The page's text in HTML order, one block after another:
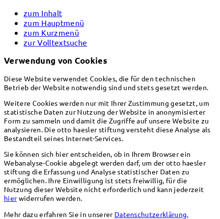
zum Inhalt
zum Hauptmenü
zum Kurzmenü
zur Volltextsuche
Verwendung von Cookies
Diese Website verwendet Cookies, die für den technischen
Betrieb der Website notwendig sind und stets gesetzt werden.
Weitere Cookies werden nur mit Ihrer Zustimmung gesetzt, um
statistische Daten zur Nutzung der Website in anonymisierter
Form zu sammeln und damit die Zugriffe auf unsere Website zu
analysieren. Die otto haesler stiftung versteht diese Analyse als
Bestandteil seines Internet-Services.
Sie können sich hier entscheiden, ob in Ihrem Browser ein
Webanalyse-Cookie abgelegt werden darf, um der otto haesler
stiftung die Erfassung und Analyse statistischer Daten zu
ermöglichen. Ihre Einwilligung ist stets freiwillig, für die
Nutzung dieser Website nicht erforderlich und kann jederzeit
hierwiderrufen werden.
Mehr dazu erfahren Sie in unserer Datenschutzerklärung.